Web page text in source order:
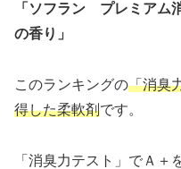
「ソフラン プレミアム
の香り」
このランキングの「消臭
得した柔軟剤です。
「消臭力テスト」でＡ＋